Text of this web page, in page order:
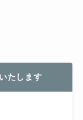
たします